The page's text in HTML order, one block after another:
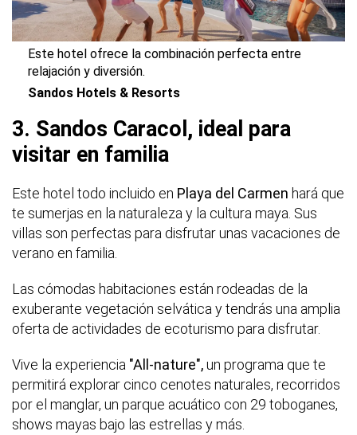
Este hotel ofrece la combinación perfecta entre
relajación y diversión.
Sandos Hotels & Resorts
3. Sandos Caracol, ideal para
visitar en familia
Este hotel todo incluido en Playa del Carmen hará que
te sumerjas en la naturaleza y la cultura maya. Sus
villas son perfectas para disfrutar unas vacaciones de
verano en familia.
Las cómodas habitaciones están rodeadas de la
exuberante vegetación selvática y tendrás una amplia
oferta de actividades de ecoturismo para disfrutar.
Vive la experiencia "All-nature",un programa que te
permitirá explorar cinco cenotes naturales, recorridos
por el manglar, un parque acuático con 29 toboganes,
shows mayas bajo las estrellas y más.